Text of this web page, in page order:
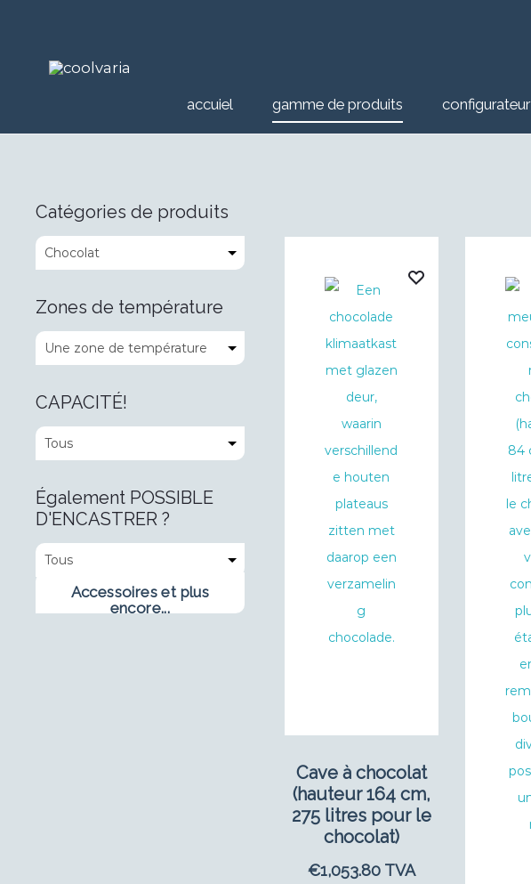
accuiel gamme de produits configurateur
Cave à chocolat
(hauteur 164 cm,
275 litres pour le
chocolat)
€1,053.80 TVA
Catégories de produits
Zones de température
CAPACITÉ!
Également POSSIBLE
D'ENCASTRER ?
Accessoires et plus
encore...